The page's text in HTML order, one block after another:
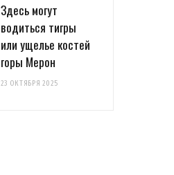
Здесь могут
водиться тигры
или ущелье костей
горы Мерон
23 ОКТЯБРЯ 2025